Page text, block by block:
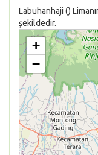
Labuhanhaji ()
şekildedir.
+
−